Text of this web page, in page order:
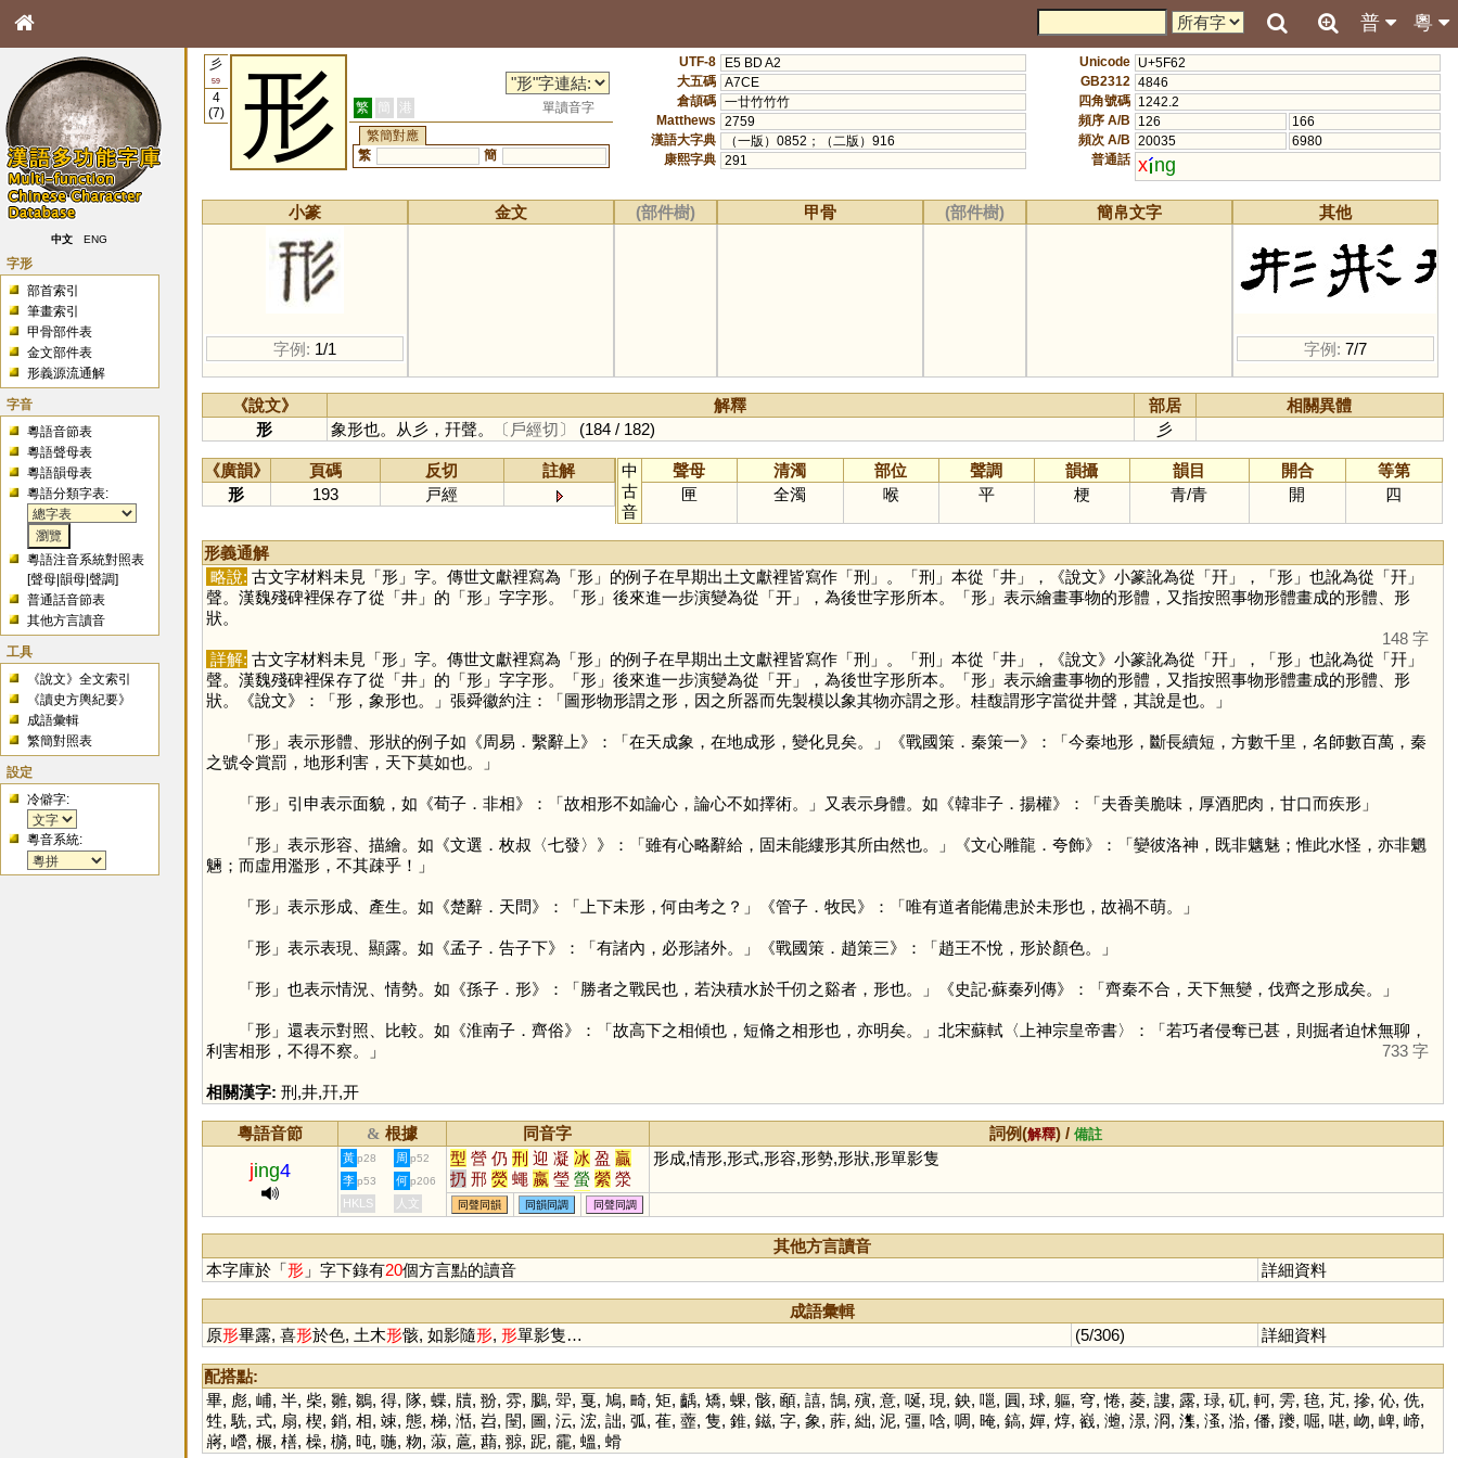
粵
普
中文 ENG
字形
部首索引
筆畫索引
甲骨部件表
金文部件表
形義源流通解
字音
粵語音節表
粵語聲母表
粵語韻母表
粵語分類字表:
粵語注音系統對照表
[聲母 |韻母 |聲調]
普通話音節表
其他方言讀音
工具
《說文》全文索引
《讀史方輿紀要》
成語彙輯
繁簡對照表
設定
冷僻字:
粵音系統:
彡
59
4
(7)
形 繁 簡 港
單讀音字
繁簡對應
繁
簡
UTF-8
E5 BD A2
大五碼 A7CE
倉頡碼 一廿竹竹竹
Matthews
2759
漢語大字典
（一版）0852；（二版）916
康熙字典 291
Unicode U+5F62
GB2312 4846
四角號碼 1242.2
頻序 A/B
126
166
頻次 A/B 20035
6980
普通話 x ng
小篆
字例: 1/1
金文 (部件樹) 甲骨 (部件樹) 簡帛文字 其他
字例: 7/7
《說文》 解釋 部居
相關異體
形
象形也。从彡，幵聲。 〔戶經切〕 (184 / 182) 彡
《廣韻》 頁碼 反切
註解
形
193 戸經
中
古
音
聲母 清濁 部位 聲調 韻攝 韻目 開合
等第
匣
全濁 喉 平 梗 青/青 開 四
形義通解
略說: 古文字材料未見「形」字。傳世文獻裡寫為「形」的例子在早期出土文獻裡皆寫作「刑 」。「刑 」本從「井」，《說文》小篆訛為從「幵」，「形」也訛為從「幵」
聲。漢魏殘碑裡保存了從「井」的「形」字字形。「形」後來進一步演變為從「开」，為後世字形所本。「形」表示繪畫事物的形體，又指按照事物形體畫成的形體、形
狀。
148 字
詳解: 古文字材料未見「形」字。傳世文獻裡寫為「形」的例子在早期出土文獻裡皆寫作「刑 」。「刑 」本從「井」，《說文》小篆訛為從「幵」，「形」也訛為從「幵」
聲。漢魏殘碑裡保存了從「井」的「形」字字形。「形」後來進一步演變為從「开」，為後世字形所本。「形」表示繪畫事物的形體，又指按照事物形體畫成的形體、形
狀。《說文》：「形，象形也。」張舜徽約注：「圖形物形謂之形，因之所器而先製模以象其物亦謂之形。桂馥謂形字當從井聲，其說是也。」
「形」表示形體、形狀的例子如《周易．繫辭上》：「在天成象，在地成形，變化見矣。」《戰國策．秦策一》：「今秦地形，斷長續短，方數千里，名師數百萬，秦
之號令賞罰，地形利害，天下莫如也。」
「形」引申表示面貌，如《荀子．非相》：「故相形不如論心，論心不如擇術。」又表示身體。如《韓非子．揚權》：「夫香美脆味，厚酒肥肉，甘口而疾形」
「形」表示形容、描繪。如《文選．枚叔〈七發〉》：「雖有心略辭給，固未能縷形其所由然也。」《文心雕龍．夸飾》：「孌彼洛神，既非魑魅；惟此水怪，亦非魍
魎；而虛用濫形，不其疎乎！」
「形」表示形成、產生。如《楚辭．天問》：「上下未形，何由考之？」《管子．牧民》：「唯有道者能備患於未形也，故禍不萌。」
「形」表示表現、顯露。如《孟子．告子下》：「有諸內，必形諸外。」《戰國策．趙策三》：「趙王不悅，形於顏色。」
「形」也表示情況、情勢。如《孫子．形》：「勝者之戰民也，若決積水於千仞之谿者，形也。」《史記‧蘇秦列傳》：「齊秦不合，天下無變，伐齊之形成矣。」
「形」還表示對照、比較。如《淮南子．齊俗》：「故高下之相傾也，短脩之相形也，亦明矣。」北宋蘇軾〈上神宗皇帝書〉：「若巧者侵奪已甚，則掘者迫怵無聊，
利害相形，不得不察。」
733 字
相關漢字: 刑,井,幵,开
粵語音節 & 根據 同音字 詞例(解釋) /備註
jing4
黃 p28 周 p52 型 營 仍 刑 迎 凝 冰 盈 贏
扔 邢 熒 蠅 嬴 瑩 螢 縈 滎
瀛 楹 硎 嶸 塋 陘 艿 瀅 瀯
礽 侀 娙 陾 鉶 濴 謍 鎣 瀠
籯 鈃 夃 巆 攍 藀 覮 鋞
形成,情形,形式,形容,形勢,形狀,形單影隻
李 p53 何 p206
HKLS 人文 同聲同韻 同韻同調 同聲同調
其他方言讀音
本字庫於「形」字下錄有20個方言點的讀音 詳細資料
成語彙輯
原形畢露, 喜形於色, 土木形骸, 如影隨形, 形單影隻… (5/306) 詳細資料
配搭點:
畢, 彪, 峬, 半, 柴, 雛, 鶵, 得, 隊, 蝶, 牘, 翂, 雰, 鵩, 斝, 戛, 鳩, 畸, 矩, 齲, 矯, 蜾, 骸, 顄, 譆, 鵠, 殥, 意, 唌, 現, 鉠, 嗈, 圓, 球, 軀, 穹,惓, 菱, 謱, 露, 琭, 矹, 軻, 雱, 毰, 芃, 摻, 伈, 侁,
甡, 駪, 式, 扇, 楔, 銷, 相, 竦, 態, 梯, 湉, 岧, 闛, 圖, 沄, 浤, 詘, 弧, 萑, 虀, 隻, 錐, 鎡, 字, 象, 葄, 絀, 泥, 彊, 唅, 啁, 晻, 鎬, 嬋, 焞, 巀, 灗, 澋, 浻, 潗, 溞, 湁, 僠, 躨, 啒, 啿, 岉, 崥, 崹,
嶈, 巆, 榐, 橏, 橾, 檹, 旽, 暆, 粅, 蔋, 蔰, 蘛, 翞, 跜, 靇, 蝹, 螖